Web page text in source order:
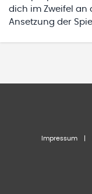
dich im Zweifel an
Ansetzung der
Impressum